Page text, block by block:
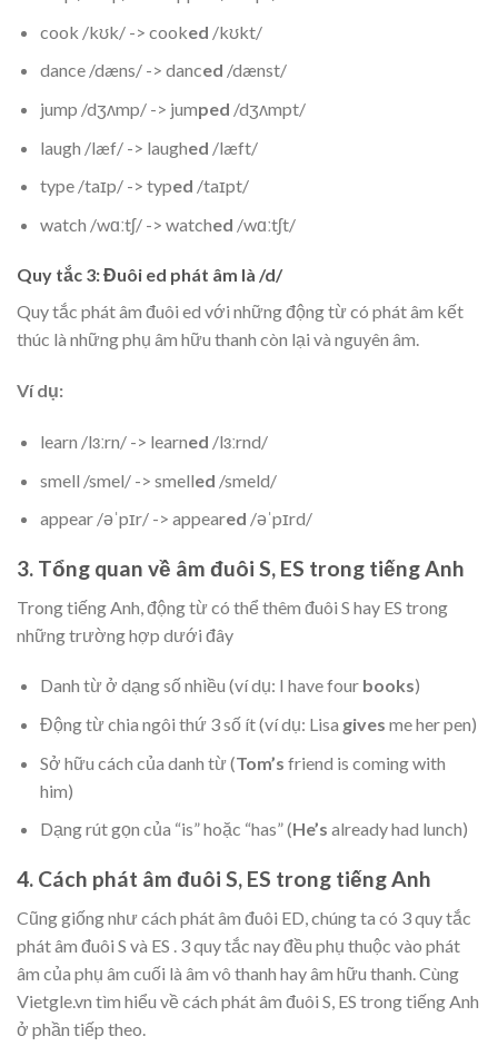
cook /kʊk/ -> cooked /kʊkt/
dance /dæns/ -> danced /dænst/
jump /dʒʌmp/ -> jumped /dʒʌmpt/
laugh /læf/ -> laughed /læft/
type /taɪp/ -> typed /taɪpt/
watch /wɑːtʃ/ -> watched /wɑːtʃt/
Quy tắc 3: Đuôi ed phát âm là /d/
Quy tắc phát âm đuôi ed với những động từ có phát âm kết
thúc là những phụ âm hữu thanh còn lại và nguyên âm.
Ví dụ:
learn /lɜːrn/ -> learned /lɜːrnd/
smell /smel/ -> smelled /smeld/
appear /əˈpɪr/ -> appeared /əˈpɪrd/
3. Tổng quan về âm đuôi S, ES trong tiếng Anh
Trong tiếng Anh, động từ có thể thêm đuôi S hay ES trong
những trường hợp dưới đây
Danh từ ở dạng số nhiều (ví dụ: I have four books)
Động từ chia ngôi thứ 3 số ít (ví dụ: Lisa gives me her pen)
Sở hữu cách của danh từ (Tom’s friend is coming with
him)
Dạng rút gọn của “is” hoặc “has” (He’s already had lunch)
4. Cách phát âm đuôi S, ES trong tiếng Anh
Cũng giống như cách phát âm đuôi ED, chúng ta có 3 quy tắc
phát âm đuôi S và ES . 3 quy tắc nay đều phụ thuộc vào phát
âm của phụ âm cuối là âm vô thanh hay âm hữu thanh. Cùng
Vietgle.vn tìm hiểu về cách phát âm đuôi S, ES trong tiếng Anh
ở phần tiếp theo.